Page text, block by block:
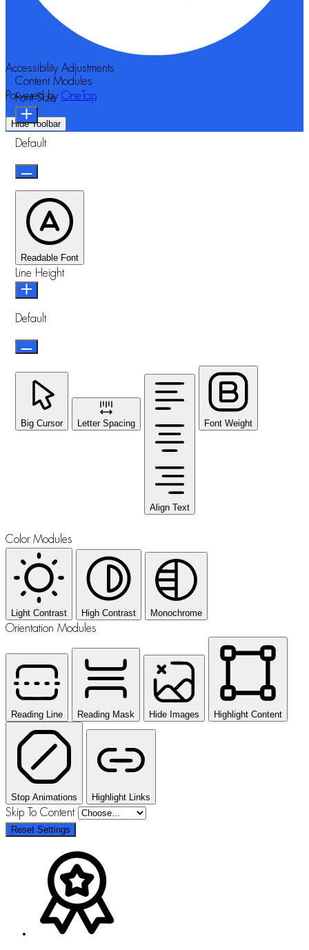
Accessibility Adjustments
Powered by OneTap
Hide Toolbar
Content Modules
Font Size
Default
Readable Font
Line Height
Default
Big Cursor Letter Spacing
Align Text
Font Weight
Color Modules
Light Contrast High Contrast Monochrome
Orientation Modules
Reading Line Reading Mask Hide Images Highlight Content
Stop Animations Highlight Links
Skip To Content
Reset Settings